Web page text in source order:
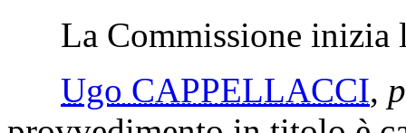
La Commissione inizia
Ugo CAPPELLACCI,